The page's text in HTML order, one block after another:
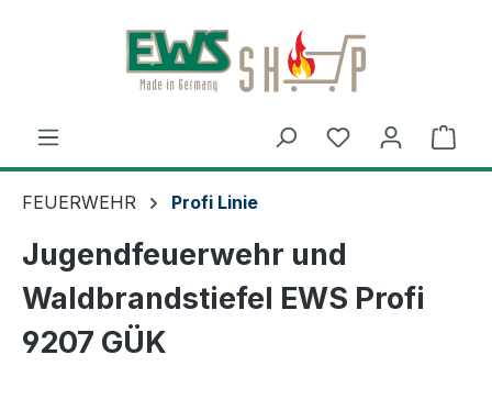
Zum Hauptinhalt springen
FEUERWEHR Profi Linie
Jugendfeuerwehr und
Waldbrandstiefel EWS Profi
9207 GÜK